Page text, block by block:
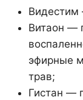
Видестим
Витаон —
эфирные
трав;
Гистан —